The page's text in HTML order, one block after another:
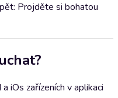
Projděte si bohatou
iOs zařízeních v aplikaci